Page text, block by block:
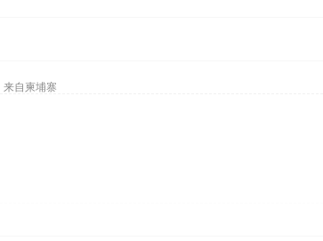
来自柬埔寨